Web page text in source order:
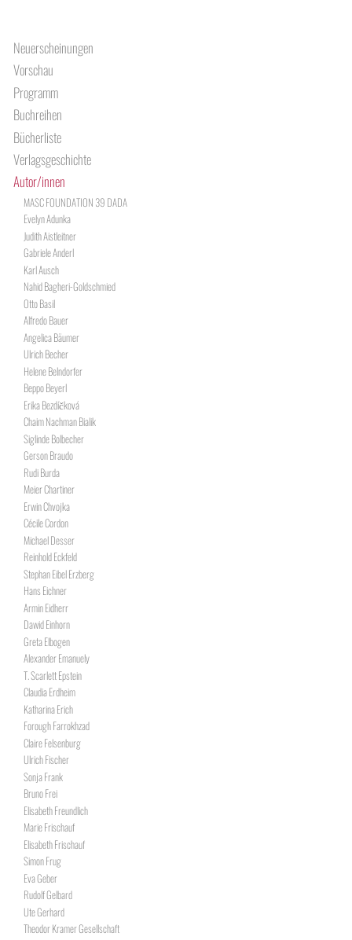
Neuerscheinungen
Vorschau
Programm
Buchreihen
Bücherliste
Verlagsgeschichte
Autor/innen
MASC FOUNDATION 39 DADA
Evelyn Adunka
Judith Aistleitner
Gabriele Anderl
Karl Ausch
Nahid Bagheri-Goldschmied
Otto Basil
Alfredo Bauer
Angelica Bäumer
Ulrich Becher
Helene Belndorfer
Beppo Beyerl
Erika Bezdíčková
Chaim Nachman Bialik
Siglinde Bolbecher
Gerson Braudo
Rudi Burda
Meier Chartiner
Erwin Chvojka
Cécile Cordon
Michael Desser
Reinhold Eckfeld
Stephan Eibel Erzberg
Hans Eichner
Armin Eidherr
Dawid Einhorn
Greta Elbogen
Alexander Emanuely
T. Scarlett Epstein
Claudia Erdheim
Katharina Erich
Forough Farrokhzad
Claire Felsenburg
Ulrich Fischer
Sonja Frank
Bruno Frei
Elisabeth Freundlich
Marie Frischauf
Elisabeth Frischauf
Simon Frug
Eva Geber
Rudolf Gelbard
Ute Gerhard
Theodor Kramer Gesellschaft